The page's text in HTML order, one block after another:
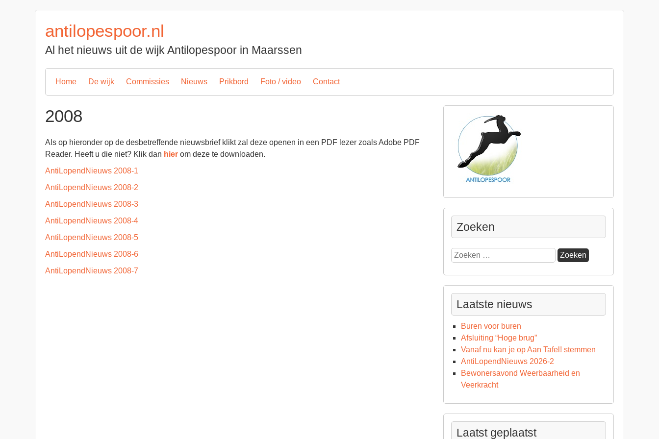
antilopespoor.nl
Al het nieuws uit de wijk Antilopespoor in Maarssen
Home De wijk Commissies Nieuws Prikbord Foto / video Contact
2008
Als op hieronder op de desbetreffende nieuwsbrief klikt zal deze openen in een PDF lezer zoals Adobe PDF
Reader. Heeft u die niet? Klik dan hier om deze te downloaden.
AntiLopendNieuws 2008-1
AntiLopendNieuws 2008-2
AntiLopendNieuws 2008-3
AntiLopendNieuws 2008-4
AntiLopendNieuws 2008-5
AntiLopendNieuws 2008-6
AntiLopendNieuws 2008-7
Zoeken
Zoeken
naar:
Laatste nieuws
Buren voor buren
Afsluiting “Hoge brug”
Vanaf nu kan je op Aan Tafel! stemmen
AntiLopendNieuws 2026-2
Bewonersavond Weerbaarheid en
Veerkracht
Laatst geplaatst